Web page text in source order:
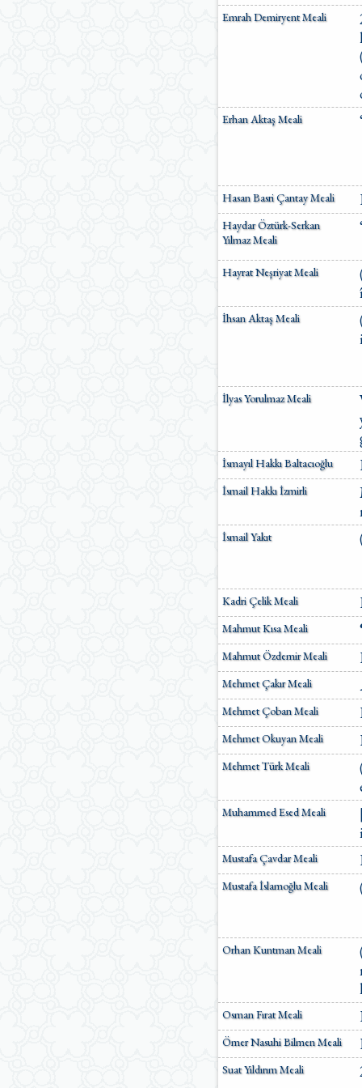
Emrah Demiryent Meali
Erhan Aktaş Meali
Hasan Basri Çantay Meali
Haydar Öztürk-Serkan
Yılmaz Meali
Hayrat Neşriyat Meali
İhsan Aktaş Meali
İlyas Yorulmaz Meali
İsmayıl Hakkı Baltacıoğlu
İsmail Hakkı İzmirli
İsmail Yakıt
Kadri Çelik Meali
Mahmut Kısa Meali
Mahmut Özdemir Meali
Mehmet Çakır Meali
Mehmet Çoban Meali
Mehmet Okuyan Meali
Mehmet Türk Meali
Muhammed Esed Meali
Mustafa Çavdar Meali
Mustafa İslamoğlu Meali
Orhan Kuntman Meali
Osman Fırat Meali
Ömer Nasuhi Bilmen Meali
Suat Yıldırım Meali